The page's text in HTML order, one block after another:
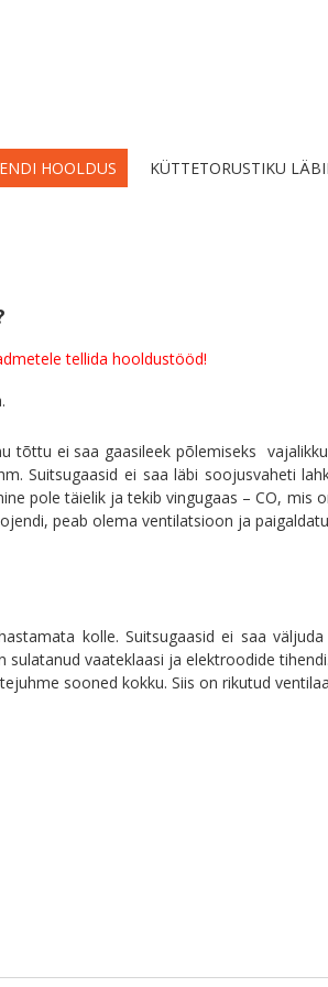
HOOLDUS KÜTTETORUSTIKU
tellida hooldustööd!
tõttu ei saa gaasileek põlemiseks
Suitsugaasid ei saa läbi soojusvaheti
pole täielik ja tekib vingugaas – CO, mis
peab olema ventilatsioon ja
kolle. Suitsugaasid ei saa
vaateklaasi ja elektroodide
sooned kokku. Siis on rikutud